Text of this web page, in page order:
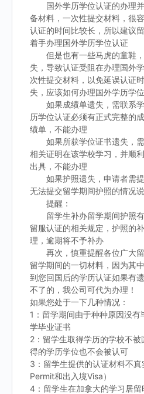
国外学历学位认证的办理并
备材料，一次性提交材料，很
认证的时间比较长，所以建议
着手办理国外学历学位认证
但是也有一些马虎的童鞋，
失，导致认证受阻在办理国外
次性提交材料，以免延误认证
失，应该如何办理国外学历学
如果成绩单遗失，需联系学
历学位认证必须有正式完整的
绩单，不能办理
如果所获学位证书遗失，需
相关证明在该学校学习，并顺
出具，不能办理
如果护照遗失，申请者需提
无法提交留学期间护照的情况
提醒：
留学生补办留学期间护照有
留服认证的相关规定，护照的
理，逾期将不予补办
再次，慎重提醒各位广大留
留学期间的一切材料，因为其
到您回国后的学历认证如果有
不了的，我公司可代为办理！
如果您处于一下几种情况：
1：留学期间由于种种原因没
学毕业证书
2：留学生取得学历的学校不
得的学历学位也不会被认可
3：留学生提供的认证材料不
Permit和出入境Visa）
4：留学生在加拿大的学习居